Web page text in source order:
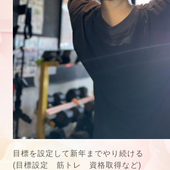
目標を設定して新年までやり続ける
(目標設定 筋トレ 資格取得など)